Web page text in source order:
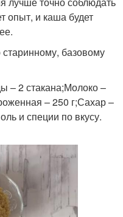
опыт, и каша будет
базовому
– 2 стакана;Молоко –
– 250 г;Сахар –
и специи по вкусу.